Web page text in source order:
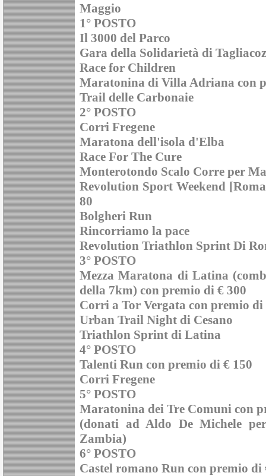
Maggio
1° POSTO
Il 3000 del Parco
Gara della Solidarietà di
Race for Children
Maratonina di Villa Adriana con
Trail delle Carbonaie
2° POSTO
Corri Fregene
Maratona dell'isola d'Elba
Race For The Cure
Monterotondo Scalo Corre per
Revolution Sport Weekend
80
Bolgheri Run
Rincorriamo la pace
Revolution Triathlon Sprint Di
3° POSTO
Mezza Maratona di Latina
della 7km) con premio di € 300
Corri a Tor Vergata con premio di
Urban Trail Night di Cesano
Triathlon Sprint di Latina
4° POSTO
Talenti Run con premio di € 150
Corri Fregene
5° POSTO
Maratonina dei Tre Comuni con
(donati ad Aldo De Michele
Zambia)
6° POSTO
Castel romano Run con premio di